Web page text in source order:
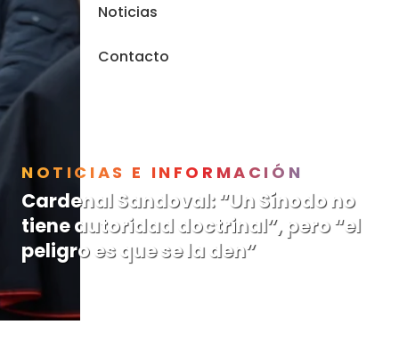
NOTICIAS E INFORMACIÓN
Cardenal Sandoval: “Un Sínodo no
tiene autoridad doctrinal”, pero “el
peligro es que se la den”
Noticias
Contacto